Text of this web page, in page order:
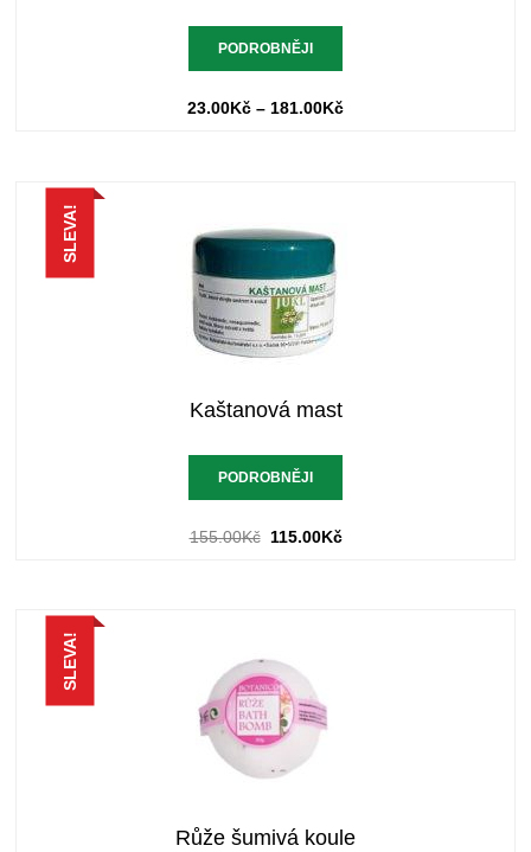
PODROBNĚJI
23.00Kč – 181.00Kč
SLEVA!
Kaštanová mast
PODROBNĚJI
155.00Kč 115.00Kč
SLEVA!
Růže šumivá koule